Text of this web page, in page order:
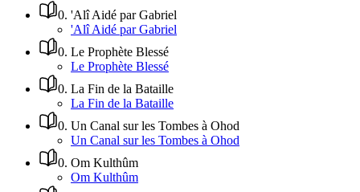
0. 'Alî Aidé par Gabriel
'Alî Aidé par Gabriel
0. Le Prophète Blessé
Le Prophète Blessé
0. La Fin de la Bataille
La Fin de la Bataille
0. Un Canal sur les Tombes à Ohod
Un Canal sur les Tombes à Ohod
0. Om Kulthûm
Om Kulthûm